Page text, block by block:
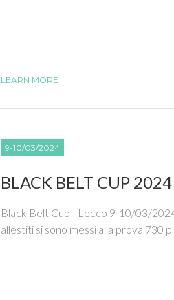
LEARN MORE
9-10/03/2024
BLACK BELT CUP 2024
Black Belt Cup - Lecco 9-10/03/
allestiti si sono messi alla prova 730